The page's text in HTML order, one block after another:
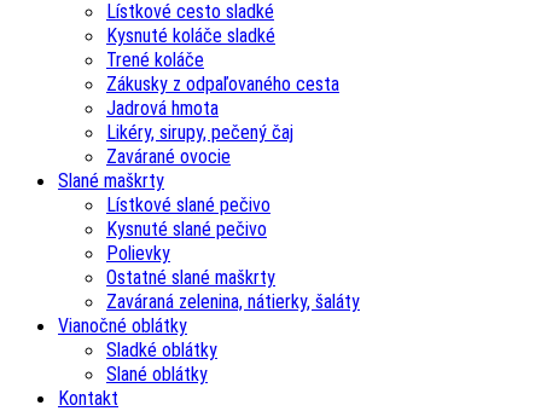
Lístkové cesto sladké
Kysnuté koláče sladké
Trené koláče
Zákusky z odpaľovaného cesta
Jadrová hmota
Likéry, sirupy, pečený čaj
Zavárané ovocie
Slané maškrty
Lístkové slané pečivo
Kysnuté slané pečivo
Polievky
Ostatné slané maškrty
Zaváraná zelenina, nátierky, šaláty
Vianočné oblátky
Sladké oblátky
Slané oblátky
Kontakt